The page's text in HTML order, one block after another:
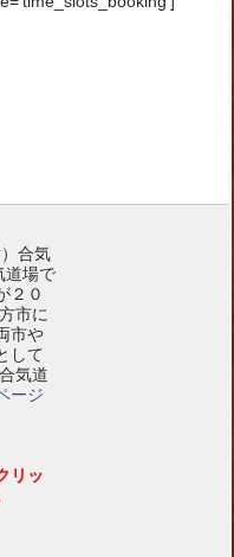
合気
道場で
２０
市に
市や
して
気道
ージ
リッ